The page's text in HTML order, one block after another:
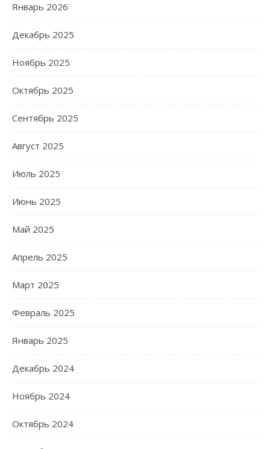
Январь 2026
Декабрь 2025
Ноябрь 2025
Октябрь 2025
Сентябрь 2025
Август 2025
Июль 2025
Июнь 2025
Май 2025
Апрель 2025
Март 2025
Февраль 2025
Январь 2025
Декабрь 2024
Ноябрь 2024
Октябрь 2024